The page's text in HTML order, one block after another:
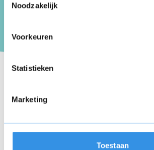
Noodzakelijk
Voorkeuren
Statistieken
Marketing
Toestaan
Ik heb eind april opgezegd en
Amsterdam